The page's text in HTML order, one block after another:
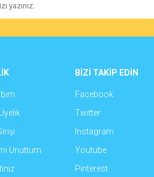
Unuttum
BİZİ TAKİP EDİN
Facebook
Twitter
Instagram
Youtube
Pinterest